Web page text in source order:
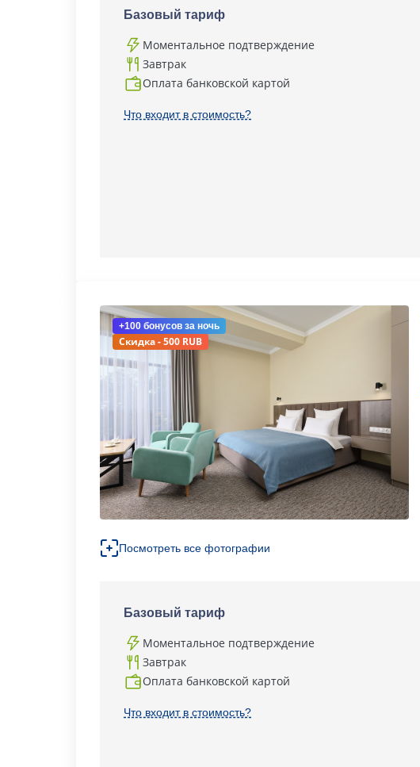
Базовый тариф
Моментальное подтверждение
Завтрак
Оплата банковской картой
Что входит в стоимость?
+100 бонусов за ночь
Скидка - 500 RUB
Посмотреть все фотографии
Базовый тариф
Моментальное подтверждение
Завтрак
Оплата банковской картой
Что входит в стоимость?